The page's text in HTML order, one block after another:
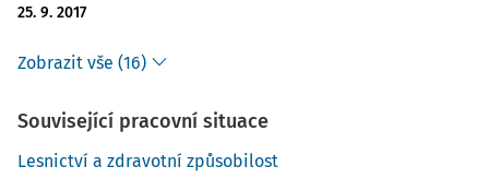
25. 9. 2017
Zobrazit vše (16)
Související pracovní situace
Lesnictví a zdravotní způsobilost